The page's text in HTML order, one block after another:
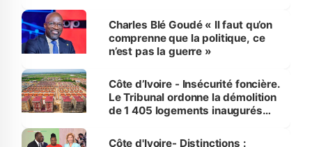
Charles Blé Goudé « Il faut qu’on
comprenne que la politique, ce
n’est pas la guerre »
Côte d’Ivoire - Insécurité foncière.
Le Tribunal ordonne la démolition
de 1 405 logements inaugurés
Bassam
Côte d'Ivoire- Distinctions :